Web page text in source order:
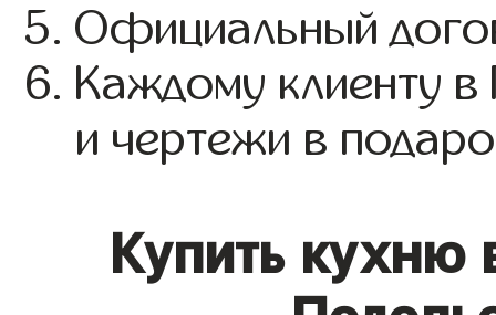
Официальный
Каждому клиенту в
и чертежи в
Купить кухню